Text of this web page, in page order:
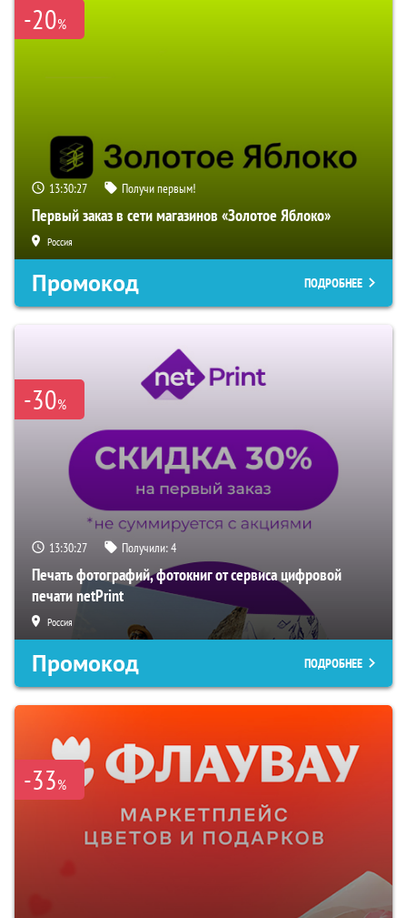
-20%
13:30:26 Получи первым!
Первый заказ в сети магазинов «Золотое Яблоко»
Россия
Промокод ПОДРОБНЕЕ
-30%
13:30:26 Получили:4
Печать фотографий, фотокниг от сервиса цифровой
печати netPrint
Россия
Промокод ПОДРОБНЕЕ
-33%